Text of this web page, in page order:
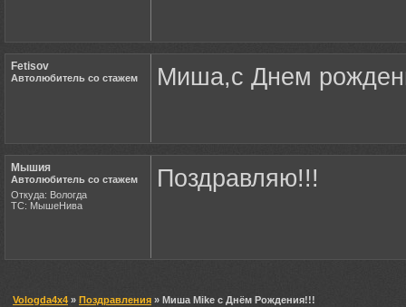
Fetisov
Автолюбитель со стажем Миша,с Днем
Мышия
Автолюбитель со стажем
Откуда: Вологда
ТС: МышеНива
Поздравляю!!!
Vologda4x4 » Поздравления » Миша Mike c Днём Рождения!!!